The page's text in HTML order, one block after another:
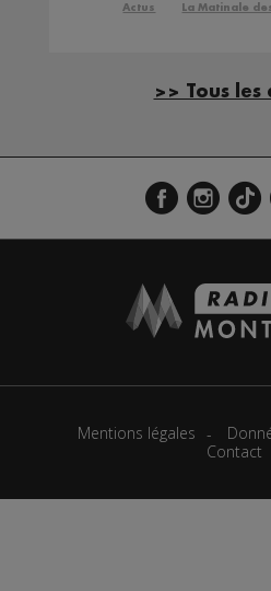
Actus La Matinale
>> Tous les
Mentions légales
Contact